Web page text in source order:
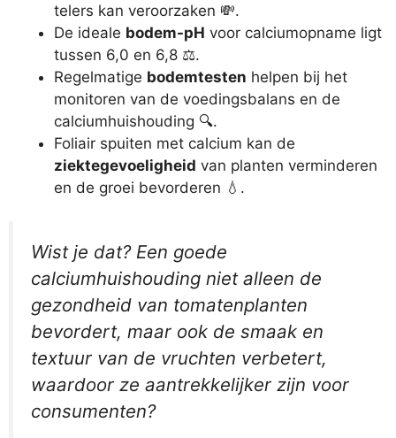
telers kan veroorzaken 💸.
De ideale bodem-pH voor calciumopname ligt
tussen 6,0 en 6,8 ⚖️.
Regelmatige bodemtesten helpen bij het
monitoren van de voedingsbalans en de
calciumhuishouding 🔍.
Foliair spuiten met calcium kan de
ziektegevoeligheid van planten verminderen
en de groei bevorderen 💧.
Wist je dat? Een goede
calciumhuishouding niet alleen de
gezondheid van tomatenplanten
bevordert, maar ook de smaak en
textuur van de vruchten verbetert,
waardoor ze aantrekkelijker zijn voor
consumenten?